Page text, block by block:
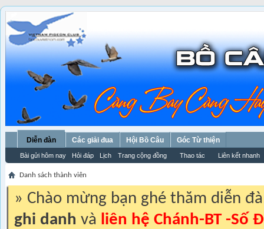
Diễn đàn
Bài gửi hôm nay Hỏi đáp Lịch Trang cộng đồng Thao tác Liên kết nhanh
Các giải đua Hội Bồ Câu Góc Từ thiện
Danh sách thành viên
» Chào mừng bạn ghé thăm diễn
ghi danh và liên hệ Chánh-BT -Số